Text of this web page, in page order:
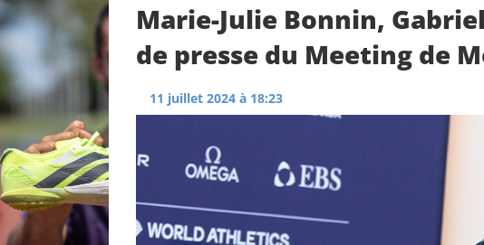
Marie-Julie Bonnin,
de presse du Meeting de
11 juillet 2024 à 18:23